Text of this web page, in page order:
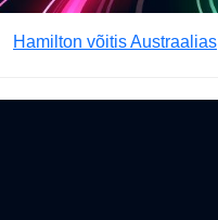
Hamilton võitis Austraalias